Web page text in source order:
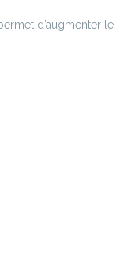
d’augmenter le